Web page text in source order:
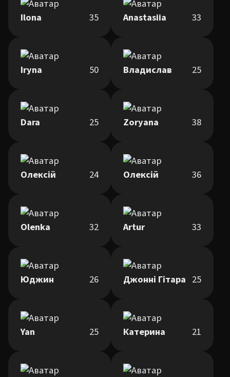
Ilona 35 Anastasiia 33
Iryna 50 Владислав 25
Dara 25 Zoryana 38
Олексій 24 Олексій 36
Olenka 32 Artur 33
Юджин 26 Джонні Гітара 25
Yan 25 Катерина 21